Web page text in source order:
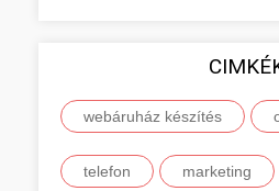
webáruház készítés
telefon marketing